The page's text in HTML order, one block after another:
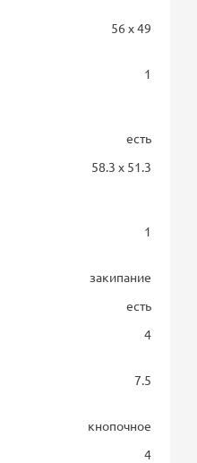
56 x 49
1
есть
58.3 x 51.3
1
закипание
есть
4
7.5
кнопочное
4